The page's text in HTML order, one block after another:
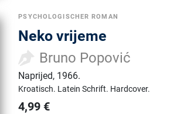
PSYCHOLOGISCHER ROMAN
Neko vrijeme
Bruno Popović
Naprijed, 1966.
Kroatisch. Latein Schrift. Hardcover.
4,99 €